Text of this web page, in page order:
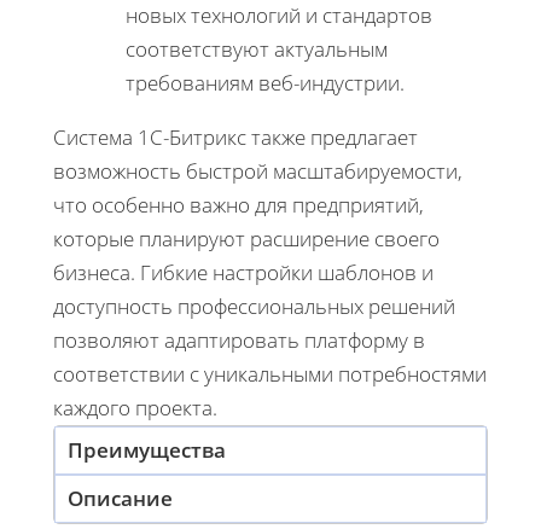
новых технологий и стандартов
соответствуют актуальным
требованиям веб-индустрии.
Система 1С-Битрикс также предлагает
возможность быстрой масштабируемости,
что особенно важно для предприятий,
которые планируют расширение своего
бизнеса. Гибкие настройки шаблонов и
доступность профессиональных решений
позволяют адаптировать платформу в
соответствии с уникальными потребностями
каждого проекта.
Преимущества
Описание